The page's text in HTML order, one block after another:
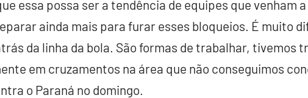
essa possa ser a tendência de equipes que venham
ainda mais para furar esses bloqueios. É muito
da linha da bola. São formas de trabalhar, tivemos
em cruzamentos na área que não conseguimos
o Paraná no domingo.